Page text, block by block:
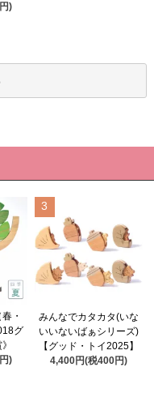
)
・
グ
)
3
みんなでカタカタ(いな
いいないばぁシリーズ)
【グッド・トイ2025】
4,400円(税400円)